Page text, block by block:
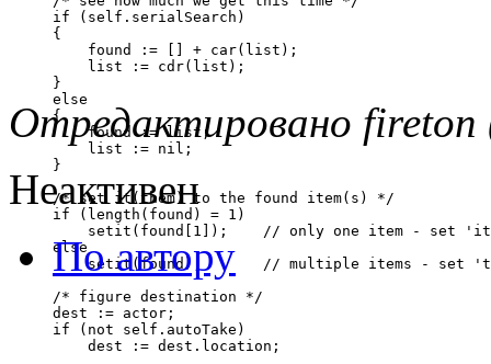
     if (self.serialSearch)
     {
         found := [] + car(list);
         list := cdr(list);
     }
     else
     {
         found := list;
         list := nil;
     }
     /* set it(them) to the found item(s) */
     if (length(found) = 1)
setit(found[1]);    // only one item - set
     else
setit(found);       // multiple items - set
     /* figure destination */
     dest := actor;
     if (not self.autoTake)
         dest := dest.location;
Отредактировано fireton
Неактивен
По автору